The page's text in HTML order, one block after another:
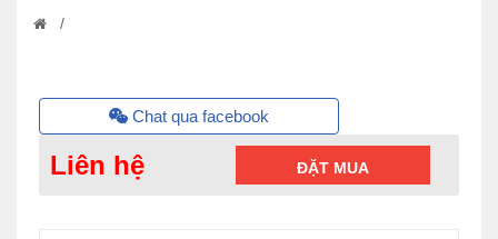
/
Chat qua facebook
Liên hệ ĐẶT MUA